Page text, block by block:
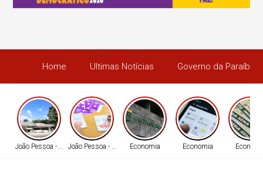
Home Ultimas Notícias Governo da Paraíba
João Pessoa - PB João Pessoa - PB Economia Economia